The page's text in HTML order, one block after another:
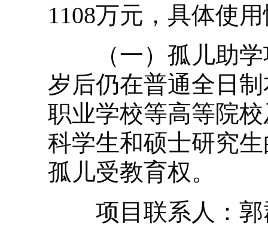
1108万元，具体使
（一）孤儿助学
岁后仍在普通全日
职业学校等高等院
科学生和硕士研究
孤儿受教育权。
项目联系人：郭